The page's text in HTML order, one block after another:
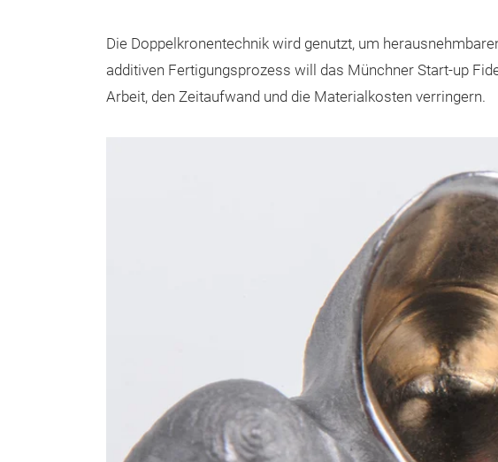
Die Doppelkronentechnik wird genutzt, um
additiven Fertigungsprozess will das Münchner Start-up
Arbeit, den Zeitaufwand und die Materialkosten verringern.